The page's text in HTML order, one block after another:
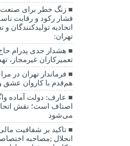
زنگ خطر برای صنعت
فشار رکود و رقابت
اتحادیه تولیدکنندگان
تهران:
هشدار جدی پدرام
تعمیرکاران غیرمجاز،
فرماندار تهران در
هم‌قدم با کاروان عشق
عارف: دولت آماده
اصناف است؛ نقش
می‌شود
تاکید بر شفافیت
انحلال ;مصاحبه